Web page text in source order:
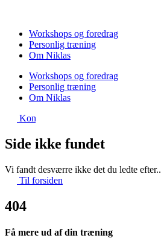
indholdWorkshops og foredrag
Personlig træning
Om Niklas
Workshops og foredrag
Personlig træning
Om Niklas
Kontakt
Side ikke fundet
Vi fandt desværre ikke det du ledte efter..
Til forsiden
404
Få mere ud af din træning